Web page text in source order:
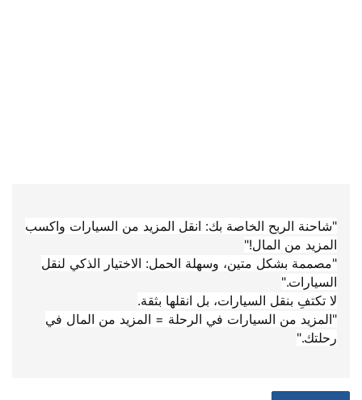
"شاحنة الربح الخاصة بك: انقل المزيد من السيارات واكسب
المزيد من المال!"
"مصممة بشكل متين، وسهلة الحمل: الاختيار الذكي لنقل
السيارات."
لا تكتفِ بنقل السيارات، بل انقلها بثقة.
"المزيد من السيارات في الرحلة = المزيد من المال في
رحلتك."